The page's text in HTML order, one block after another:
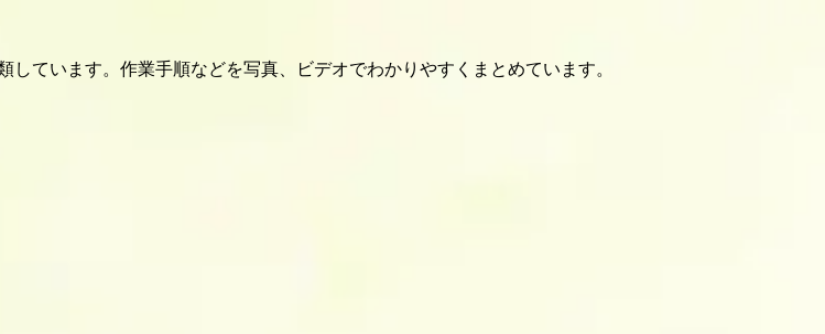
ています。作業手順などを写真、ビデオでわかりやすくまとめています。